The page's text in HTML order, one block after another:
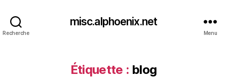
Recherche
misc.alphoenix.net
Menu
Étiquette : blog